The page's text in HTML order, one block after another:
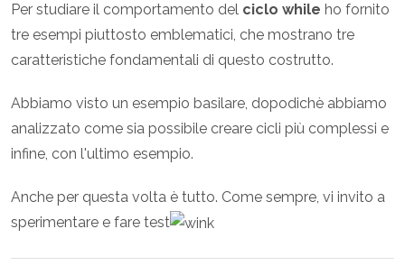
Per studiare il comportamento del ciclo while ho fornito
tre esempi piuttosto emblematici, che mostrano tre
caratteristiche fondamentali di questo costrutto.
Abbiamo visto un esempio basilare, dopodichè abbiamo
analizzato come sia possibile creare cicli più complessi e
infine, con l'ultimo esempio.
Anche per questa volta è tutto. Come sempre, vi invito a
sperimentare e fare test